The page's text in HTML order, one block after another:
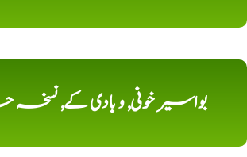
بواسیر خونی, و بادی کے,